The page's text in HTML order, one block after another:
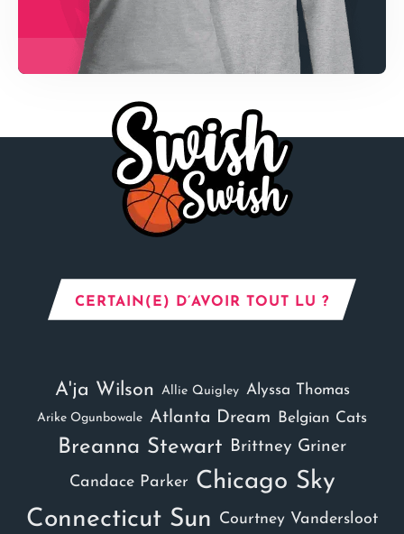
CERTAIN(E) D’AVOIR TOUT LU ?
A'ja Wilson Allie Quigley Alyssa Thomas
Arike Ogunbowale Atlanta Dream Belgian Cats
Breanna Stewart Brittney Griner
Candace Parker Chicago Sky
Connecticut Sun
Courtney Vandersloot